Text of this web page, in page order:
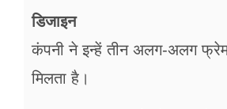
डिजाइन
कंपनी ने इन्हें तीन अलग-अलग
मिलता है।